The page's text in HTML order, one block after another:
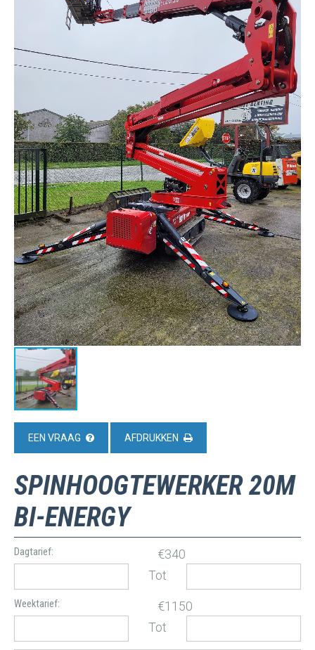
EEN VRAAG AFDRUKKEN
SPINHOOGTEWERKER 20M
BI-ENERGY
Dagtarief:
€340
Tot
Weektarief:
€1150
Tot